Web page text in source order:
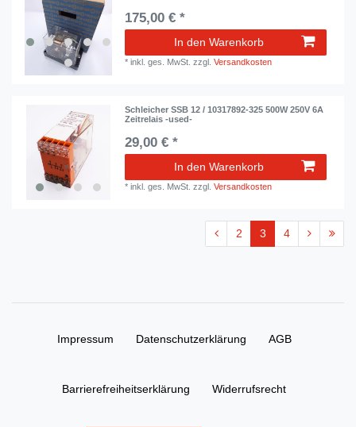
175,00 € *
In den Warenkorb
*inkl. ges. MwSt. zzgl.Versandkosten
Schleicher SSB 12 / 10317892-325 500W 250V 6A
Zeitrelais -used-
29,00 € *
In den Warenkorb
*inkl. ges. MwSt. zzgl.Versandkosten
2 3 4
Impressum Daten­schutz­erklärung AGB
Barrierefreiheitserklärung Widerrufs­recht